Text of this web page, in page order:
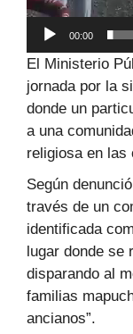
00:00
El Ministerio
jornada por la
donde un
a una
religiosa en las
Según
través de un
identificada
lugar donde se
disparando al
familias
ancianos”.